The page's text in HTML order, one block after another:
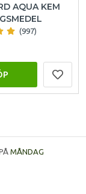
AQUA KEM
(997)
MÅNDAG